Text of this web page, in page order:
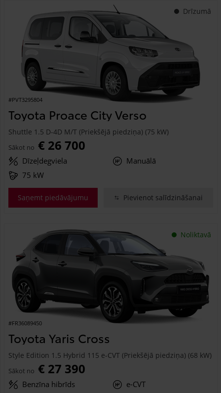
Drīzumā
#PVT3295804
Toyota Proace City Verso
Shuttle 1.5 D-4D M/T (Priekšējā piedziņa) (75 kW)
Sākot no € 26 700
Dīzeļdegviela
Manuālā
75 kW
Saņemt piedāvājumu Pievienot salīdzināšanai
Noliktavā
#FR36089450
Toyota Yaris Cross
Style Edition 1.5 Hybrid 115 e-CVT (Priekšējā piedziņa) (68 kW)
Sākot no € 27 390
Benzīna hibrīds
e-CVT